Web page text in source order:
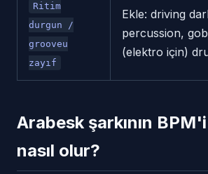
Ritim
durgun /
grooveu
zayıf
Ekle: driving
percussion,
(elektro için)
Arabesk şarkının BPM'i
nasıl olur?